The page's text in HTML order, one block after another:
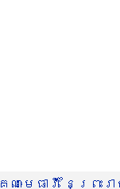
មេធាវី នៃព្រ